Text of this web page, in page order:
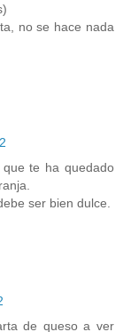
no se hace nada
te ha quedado
ser bien dulce.
de queso a ver